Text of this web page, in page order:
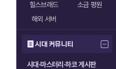
힐스브래드
소금 평원
해외 서버
시대 커뮤니티
시대·마스터리·하코 게시판